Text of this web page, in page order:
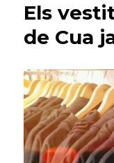
Els
de Cua